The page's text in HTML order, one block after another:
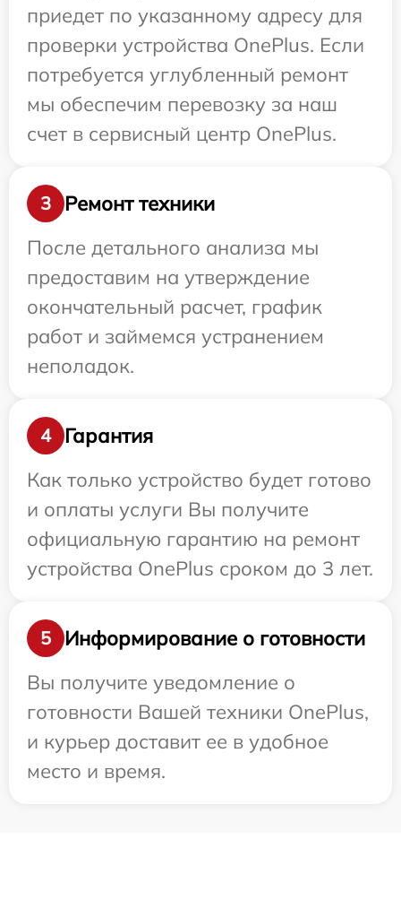
приедет по указанному адресу для
проверки устройства OnePlus. Если
потребуется углубленный ремонт
мы обеспечим перевозку за наш
счет в сервисный центр OnePlus.
3
Ремонт техники
После детального анализа мы
предоставим на утверждение
окончательный расчет, график
работ и займемся устранением
неполадок.
4
Гарантия
Как только устройство будет готово
и оплаты услуги Вы получите
официальную гарантию на ремонт
устройства OnePlus сроком до 3 лет.
5
Информирование о готовности
Вы получите уведомление о
готовности Вашей техники OnePlus,
и курьер доставит ее в удобное
место и время.